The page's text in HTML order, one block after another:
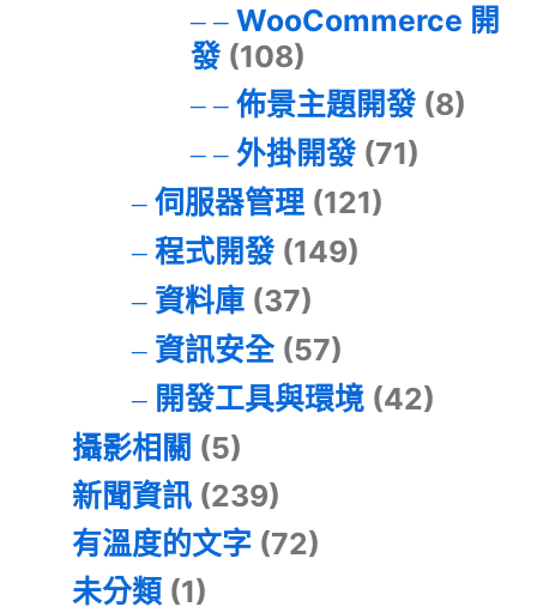
WooCommerce 開
發(108)
佈景主題開發(8)
外掛開發(71)
伺服器管理(121)
程式開發(149)
資料庫(37)
資訊安全(57)
開發工具與環境(42)
攝影相關 (5)
新聞資訊 (239)
有溫度的文字 (72)
未分類 (1)